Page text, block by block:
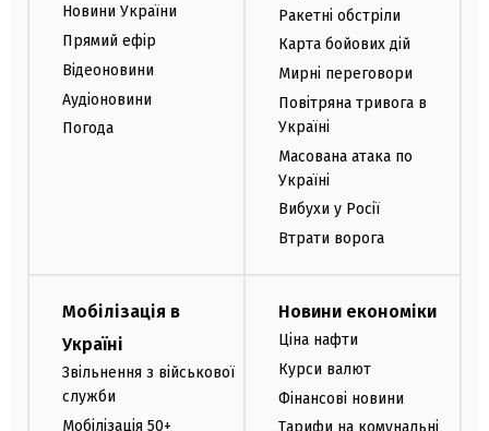
Новини України
Прямий ефір
Відеоновини
Аудіоновини
Погода
Ракетні обстріли
Карта бойових дій
Мирні переговори
Повітряна тривога в
Україні
Масована атака по
Україні
Вибухи у Росії
Втрати ворога
Мобілізація в
Україні
Звільнення з військової
служби
Мобілізація 50+
Новини економіки
Ціна нафти
Курси валют
Фінансові новини